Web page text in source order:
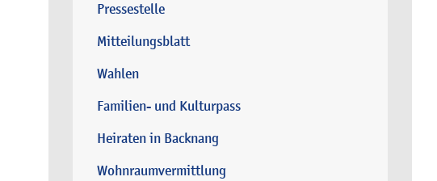
Pressestelle
Mitteilungsblatt
Wahlen
Familien- und Kulturpass
Heiraten in Backnang
Wohnraumvermittlung